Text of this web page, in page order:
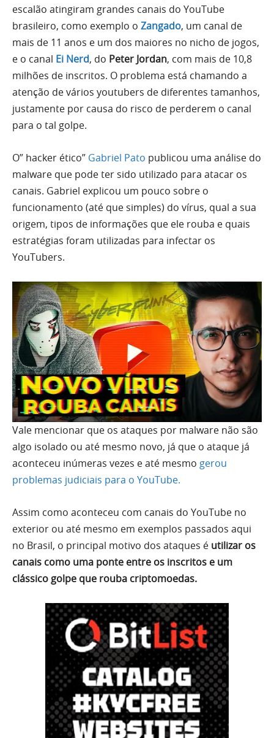
escalão atingiram grandes canais do YouTube
brasileiro, como exemplo o Zangado, um canal de
mais de 11 anos e um dos maiores no nicho de jogos,
e o canal Ei Nerd, do Peter Jordan, com mais de 10,8
milhões de inscritos. O problema está chamando a
atenção de vários youtubers de diferentes tamanhos,
justamente por causa do risco de perderem o canal
para o tal golpe.
O” hacker ético” Gabriel Pato publicou uma análise do
malware que pode ter sido utilizado para atacar os
canais. Gabriel explicou um pouco sobre o
funcionamento (até que simples) do vírus, qual a sua
origem, tipos de informações que ele rouba e quais
estratégias foram utilizadas para infectar os
YouTubers.
Vale mencionar que os ataques por malware não são
algo isolado ou até mesmo novo, já que o ataque já
aconteceu inúmeras vezes e até mesmo gerou
problemas judiciais para o YouTube.
Assim como aconteceu com canais do YouTube no
exterior ou até mesmo em exemplos passados aqui
no Brasil, o principal motivo dos ataques é utilizar os
canais como uma ponte entre os inscritos e um
clássico golpe que rouba criptomoedas.